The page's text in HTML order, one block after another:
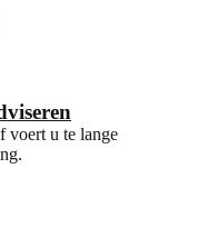
voert u te lange